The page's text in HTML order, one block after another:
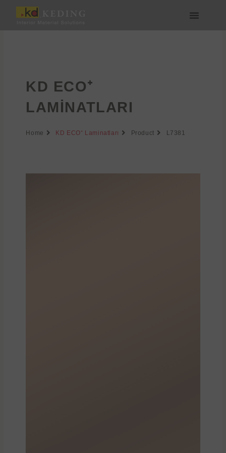
İçeriğe
KD ECO⁺
LAMINATLARI
Home KD ECO⁺ Laminatları Product L7381